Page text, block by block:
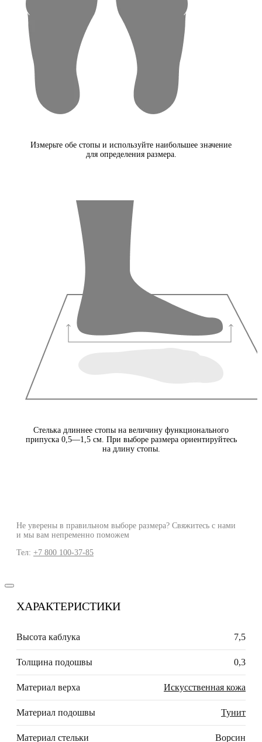
Измерьте обе стопы и используйте наибольшее значение
для определения размера.
Стелька длиннее стопы на величину функционального
припуска 0,5—1,5 см. При выборе размера ориентируйтесь
на длину стопы.
Не уверены в правильном выборе размера? Свяжитесь с нами
и мы вам непременно поможем
Тел: +7 800 100-37-85
ХАРАКТЕРИСТИКИ
Высота каблука 7,5
Толщина подошвы 0,3
Материал верха Искусственная кожа
Материал подошвы Тунит
Материал стельки Ворсин